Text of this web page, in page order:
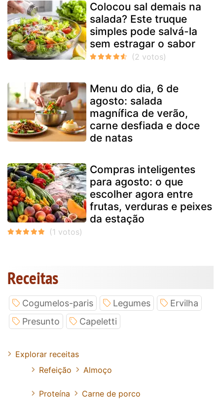
Colocou sal demais na
salada? Este truque
simples pode salvá-la
sem estragar o sabor
Menu do dia, 6 de
agosto: salada
magnífica de verão,
carne desfiada e doce
de natas
Compras inteligentes
para agosto: o que
escolher agora entre
frutas, verduras e peixes
da estação
Receitas
Cogumelos-paris Legumes
Ervilha
Presunto
Capeletti
Explorar receitas
Refeição
Almoço
Proteína Carne de porco